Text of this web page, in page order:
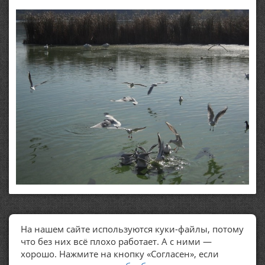
ПОЛЕЗНЫЕ ССЫЛКИ
Политика обработки персональных данных
На нашем сайте используются куки-файлы, потому
что без них всё плохо работает. А с ними —
хорошо. Нажмите на кнопку «Согласен», если